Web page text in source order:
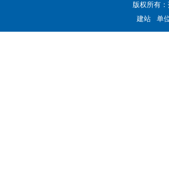
版权所有
建站
单